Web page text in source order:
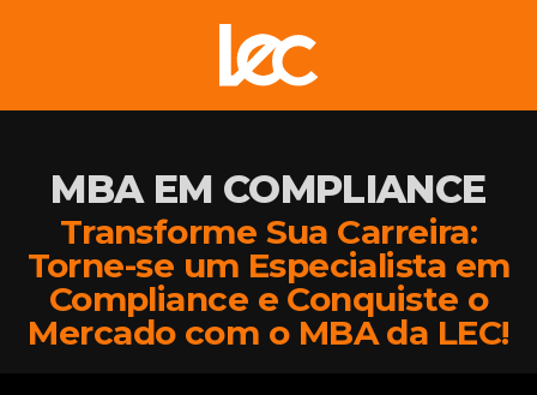
MBA EM COMPLIANCE
Transforme Sua Carreira:
Torne-se um Especialista em
Compliance e Conquiste o
Mercado com o MBA da LEC!